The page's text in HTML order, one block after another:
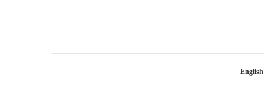
English